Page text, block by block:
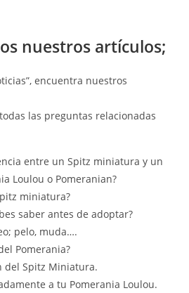
nuestros artículos;
encuentra nuestros
las preguntas relacionadas
entre un Spitz miniatura y un
Loulou o Pomeranian?
miniatura?
saber antes de adoptar?
pelo, muda….
Pomerania?
del Spitz Miniatura.
a tu Pomerania Loulou.